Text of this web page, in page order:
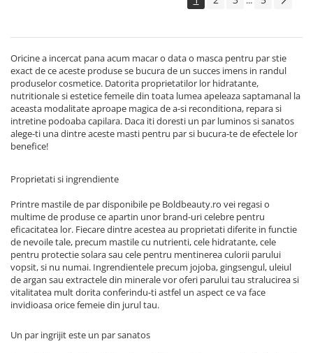
Oricine a incercat pana acum macar o data o masca pentru par stie
exact de ce aceste produse se bucura de un succes imens in randul
produselor cosmetice. Datorita proprietatilor lor hidratante,
nutritionale si estetice femeile din toata lumea apeleaza saptamanal la
aceasta modalitate aproape magica de a-si reconditiona, repara si
intretine podoaba capilara. Daca iti doresti un par luminos si sanatos
alege-ti una dintre aceste masti pentru par si bucura-te de efectele lor
benefice!
Proprietati si ingrendiente
Printre mastile de par disponibile pe Boldbeauty.ro vei regasi o
multime de produse ce apartin unor brand-uri celebre pentru
eficacitatea lor. Fiecare dintre acestea au proprietati diferite in functie
de nevoile tale, precum mastile cu nutrienti, cele hidratante, cele
pentru protectie solara sau cele pentru mentinerea culorii parului
vopsit, si nu numai. Ingrendientele precum jojoba, gingsengul, uleiul
de argan sau extractele din minerale vor oferi parului tau stralucirea si
vitalitatea mult dorita conferindu-ti astfel un aspect ce va face
invidioasa orice femeie din jurul tau.
Un par ingrijit este un par sanatos